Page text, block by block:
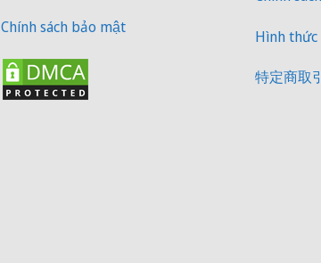
Chính sách bảo mật Hình
特定商取